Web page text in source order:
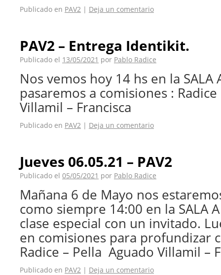
Publicado en PAV2 | Deja un comentario
PAV2 – Entrega Identikit.
Publicado el 13/05/2021 por Pablo Radice
Nos vemos hoy 14 hs en la SALA
pasaremos a comisiones :
Villamil – Francisca
Publicado en PAV2 | Deja un comentario
Jueves 06.05.21 – PAV2
Publicado el 05/05/2021 por Pablo Radice
Mañana 6 de Mayo nos
como siempre 14:00 en la SALA
clase especial con un invitado.
en comisiones para profundizar
Radice – Pella Aguado Villamil –
Publicado en PAV2 | Deja un comentario